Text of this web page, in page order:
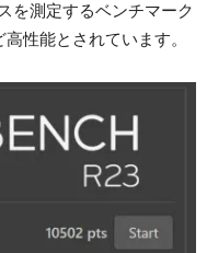
を測定するベンチマーク
性能とされています。